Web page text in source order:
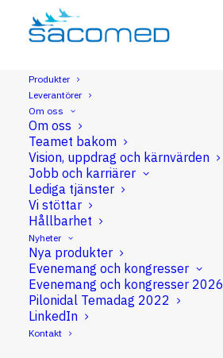
Produkter
Leverantörer
Om oss
Om oss
Teamet bakom
Vision, uppdrag och kärnvärden
Jobb och karriärer
Lediga tjänster
Vi stöttar
Hållbarhet
Nyheter
Nya produkter
Evenemang och kongresser
Evenemang och kongresser 2026
Pilonidal Temadag 2022
LinkedIn
Kontakt
PIPAC
PIPAC
PIPAC